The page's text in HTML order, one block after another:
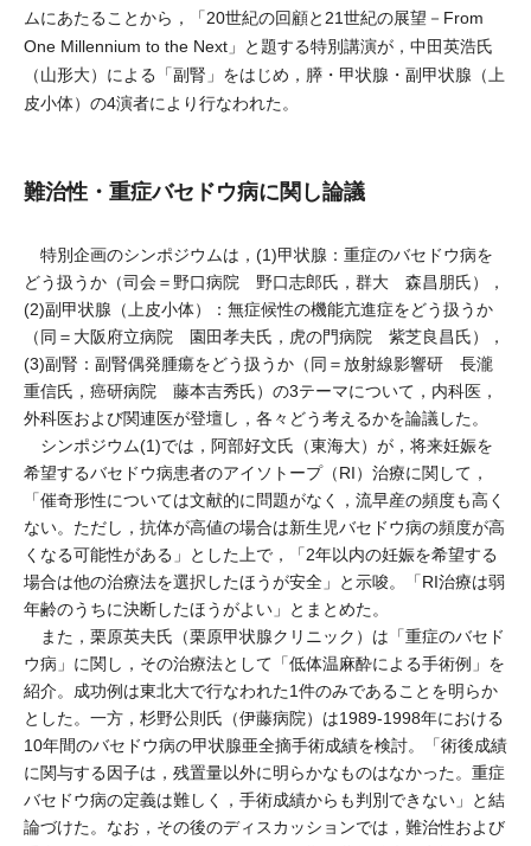
ムにあたることから，「20世紀の回顧と21世紀の展望－From
One Millennium to the Next」と題する特別講演が，中田英浩氏
（山形大）による「副腎」をはじめ，膵・甲状腺・副甲状腺（上
皮小体）の4演者により行なわれた。
難治性・重症バセドウ病に関し論議
特別企画のシンポジウムは，(1)甲状腺：重症のバセドウ病を
どう扱うか（司会＝野口病院 野口志郎氏，群大 森昌朋氏），
(2)副甲状腺（上皮小体）：無症候性の機能亢進症をどう扱うか
（同＝大阪府立病院 園田孝夫氏，虎の門病院 紫芝良昌氏），
(3)副腎：副腎偶発腫瘍をどう扱うか（同＝放射線影響研 長瀧
重信氏，癌研病院 藤本吉秀氏）の3テーマについて，内科医，
外科医および関連医が登壇し，各々どう考えるかを論議した。
シンポジウム(1)では，阿部好文氏（東海大）が，将来妊娠を
希望するバセドウ病患者のアイソトープ（RI）治療に関して，
「催奇形性については文献的に問題がなく，流早産の頻度も高く
ない。ただし，抗体が高値の場合は新生児バセドウ病の頻度が高
くなる可能性がある」とした上で，「2年以内の妊娠を希望する
場合は他の治療法を選択したほうが安全」と示唆。「RI治療は弱
年齢のうちに決断したほうがよい」とまとめた。
また，栗原英夫氏（栗原甲状腺クリニック）は「重症のバセド
ウ病」に関し，その治療法として「低体温麻酔による手術例」を
紹介。成功例は東北大で行なわれた1件のみであることを明らか
とした。一方，杉野公則氏（伊藤病院）は1989-1998年における
10年間のバセドウ病の甲状腺亜全摘手術成績を検討。「術後成績
に関与する因子は，残置量以外に明らかなものはなかった。重症
バセドウ病の定義は難しく，手術成績からも判別できない」と結
論づけた。なお，その後のディスカッションでは，難治性および